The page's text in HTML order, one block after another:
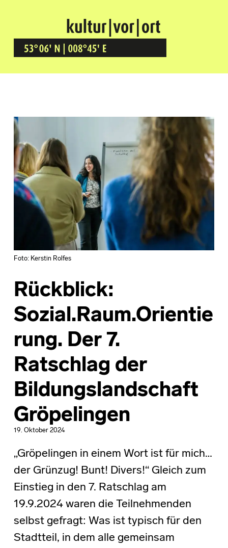
Kultur Vor Ort
BREMEN GRÖPELINGEN
Foto: Kerstin Rolfes
Rückblick:
Sozial.Raum.Orientie
rung. Der 7.
Ratschlag der
Bildungslandschaft
Gröpelingen
19. Oktober 2024
„Gröpelingen in einem Wort ist für mich…
der Grünzug! Bunt! Divers!“ Gleich zum
Einstieg in den 7. Ratschlag am
19.9.2024 waren die Teilnehmenden
selbst gefragt: Was ist typisch für den
Stadtteil, in dem alle gemeinsam